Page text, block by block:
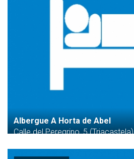
Albergue A Horta de Abel
Calle del Peregrino, 5 (Triacastela)